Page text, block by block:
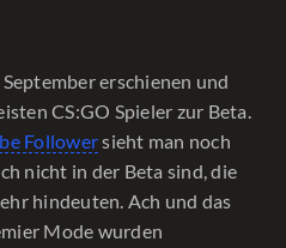
erschienen und
CS:GO Spieler zur Beta.
Followersieht man noch
nicht in der Beta sind, die
hindeuten. Ach und das
Mode wurden